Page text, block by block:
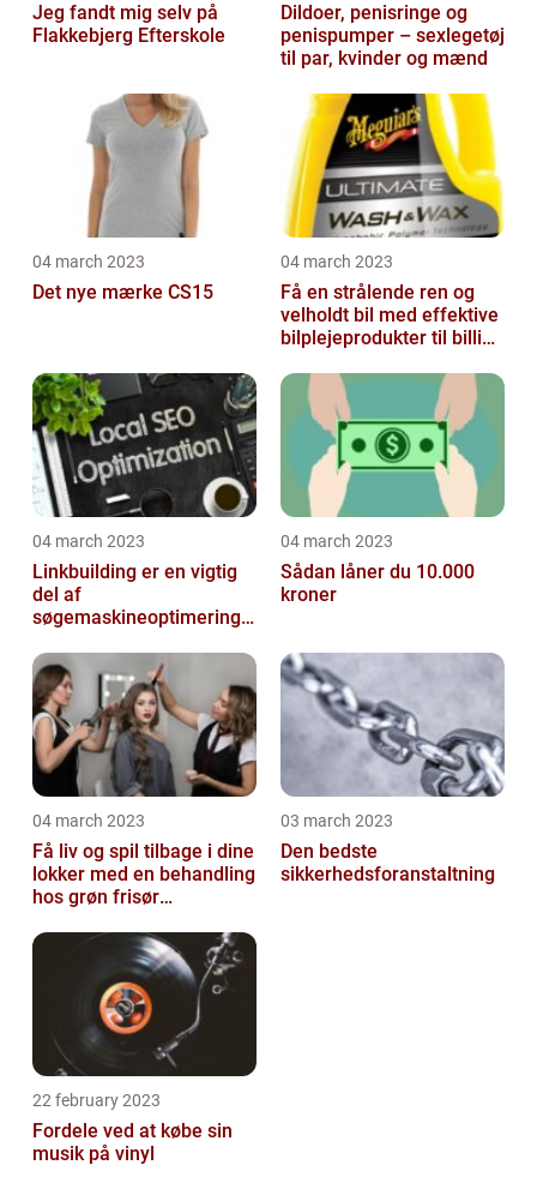
Jeg fandt mig selv på
Flakkebjerg Efterskole
Dildoer, penisringe og
penispumper – sexlegetøj
til par, kvinder og mænd
04 march 2023
Det nye mærke CS15
04 march 2023
Få en strålende ren og
velholdt bil med effektive
bilplejeprodukter til billige
04 march 2023
Linkbuilding er en vigtig
del af
søgemaskineoptimeringe
04 march 2023
Sådan låner du 10.000
kroner
04 march 2023
Få liv og spil tilbage i dine
lokker med en behandling
hos grøn frisør
03 march 2023
Den bedste
sikkerhedsforanstaltning
22 february 2023
Fordele ved at købe sin
musik på vinyl